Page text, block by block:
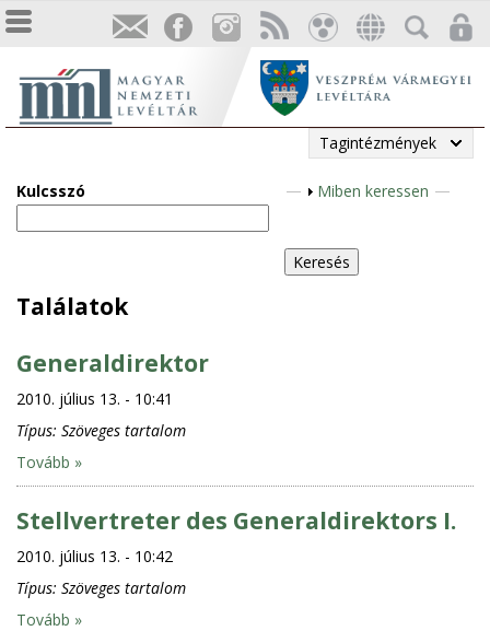
Tagintézmények
Kulcsszó
M
g
j
Miben keressen
Találatok
Generaldirektor
2010. július 13. - 10:41
Típus: Szöveges tartalom
Tovább »
Stellvertreter des Generaldirektors I.
2010. július 13. - 10:42
Típus: Szöveges tartalom
Tovább »